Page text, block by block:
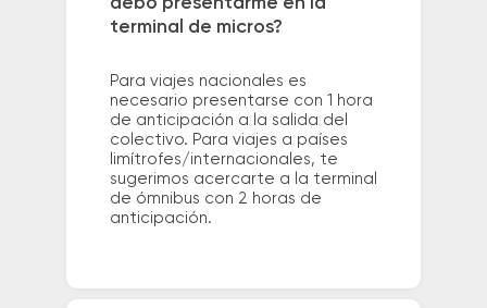
terminal de micros?
Para viajes nacionales es
necesario presentarse con 1 hora
de anticipación a la salida del
colectivo. Para viajes a países
limítrofes/internacionales, te
sugerimos acercarte a la terminal
de ómnibus con 2 horas de
anticipación.